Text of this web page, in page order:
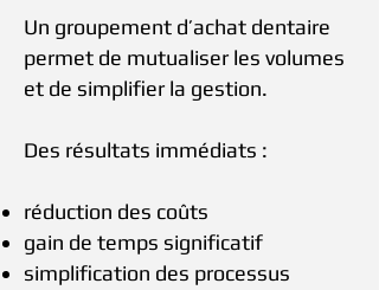
Un groupement d’achat dentaire
permet de mutualiser les volumes
et de simplifier la gestion.
Des résultats immédiats :
réduction des coûts
gain de temps significatif
simplification des processus